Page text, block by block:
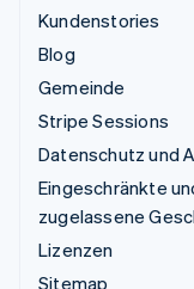
Kundenstories
Blog
Gemeinde
Stripe Sessions
Datenschutz und
Eingeschränkte
zugelassene
Lizenzen
Sitemap